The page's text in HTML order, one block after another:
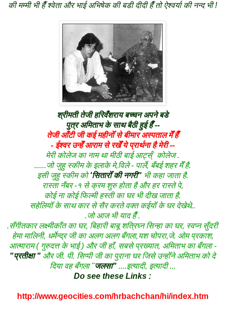
की मम्मी भी हैँ श्वेता और भाई अभिषेक की बडी दीदी हैँ तो ऐश्वर्या की नन्द भी !
श्रीमती तेजी हरिवँशराय बच्चन अपने बडे
पुत्र अमिताभ के साथ बैठी हुई हैँ --
तेजी आँटी जी कई महीनोँ से बीमार अस्पताल मेँ हैँ
- ईश्वर उन्हेँ आराम से रखेँ ये प्रार्थना है मेरी --
मेरी कोलेज का नाम था मीठी बाई आर्ट्स्` कोलेज .
......जो जुहु स्कीम के इलाके मे,विले - पार्ले, बँबई शहर मेँ है.
इसी जुहु स्कीम को'सितारोँ की नगरी"भी कहा जाता है.
रास्ता नँबर -१ से क्रम शुरु होता है और हर रास्ते पे,
कोई ना कोई फिल्मी हस्ती का घर भी दीख जाता है.
सहेलियोँ के साथ कार से सैर करते वक्त कईयोँ के घर देखेथे..
.जो आज भी याद हैँ .
.सँगीतकार लक्ष्मीकाँत का घर, बिहारी बाबू शत्रिघ्न सिन्हा का घर, स्वप्न सुँदरी
हेमा मालिनी, धर्मेन्द्र जी का अलग अलग बँगला,यश चोपरा,जे. ओम प्रकाश,
आत्माराम ( गुरुदत्त के भाई ) और जी हाँ, सबसे प्रख्यात, अमिताभ का बँगला -
"प्रतीक्षा " और जी. पी. सिप्पी जी का पुराना घर जिसे उन्होँने अमिताभ को दे
दिया वह बँगला "जलसा"....इत्यादी, इत्यादी ...
Do see these Links :
http://www.geocities.com/hrbachchan/hi/index.htm